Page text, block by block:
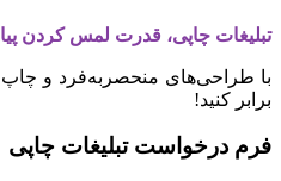
تبلیغات چاپی، قدرت لمس کردن
با طراحی‌های منحصربه‌فرد و چاپ
برابر کنید!
فرم درخواست تبلیغات چاپی